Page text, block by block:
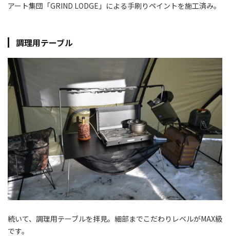
アート集団「GRIND LODGE」による手刷りペイントを施工済み。
調理用テーブル
続いて、調理用テーブルを拝見。細部までこだわりレベルがMAX級
です。